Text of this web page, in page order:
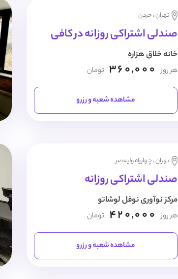
تهران ، جردن
صندلی اشتراکی روزانه در کافی
شاپ
خانه خلاق هزاره
هر روز 360,000 تومان
مشاهده شعبه و رزرو
تهران ، چهارراه ولیعصر
صندلی اشتراکی روزانه
مرکز نوآوری نوفل لوشاتو
هر روز 420,000 تومان
مشاهده شعبه و رزرو